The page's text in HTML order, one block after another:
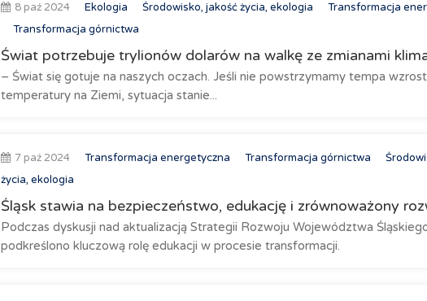
8 paź 2024 Ekologia Środowisko, jakość życia, ekologia
Transformacja
Transformacja górnictwa
Świat potrzebuje trylionów dolarów na walkę ze zmianami
– Świat się gotuje na naszych oczach. Jeśli nie powstrzymamy tempa
temperatury na Ziemi, sytuacja stanie...
7 paź 2024 Transformacja energetyczna Transformacja górnictwa
życia, ekologia
Śląsk stawia na bezpieczeństwo, edukację i zrównoważony
Podczas dyskusji nad aktualizacją Strategii Rozwoju Województwa
podkreślono kluczową rolę edukacji w procesie transformacji.